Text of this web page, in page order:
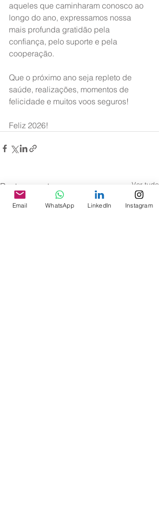
aqueles que caminharam conosco ao
longo do ano, expressamos nossa
mais profunda gratidão pela
confiança, pelo suporte e pela
cooperação.
Que o próximo ano seja repleto de
saúde, realizações, momentos de
felicidade e muitos voos seguros!
Feliz 2026!
Posts recentes Ver tudo
Email WhatsApp LinkedIn Instagram